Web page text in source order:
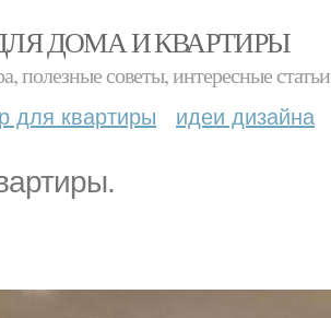
ДОМА И КВАРТИРЫ
полезные советы, интересные статьи
для квартиры идеи дизайна